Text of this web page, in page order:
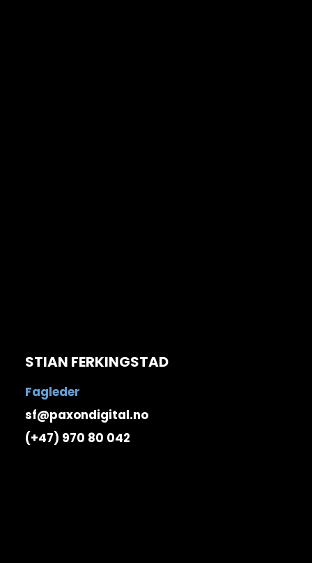
STIAN FERKINGSTAD
Fagleder
sf@paxondigital.no
(+47) 970 80 042